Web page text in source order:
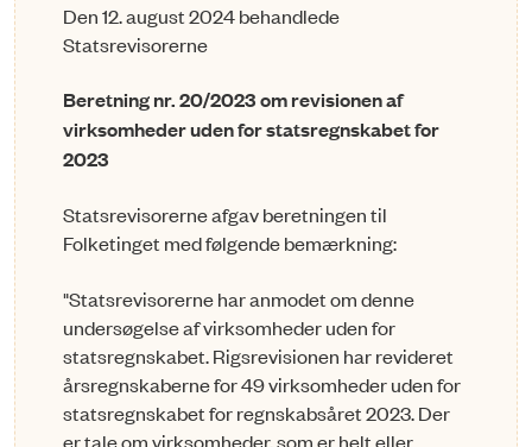
Den 12. august 2024 behandlede
Statsrevisorerne
Beretning nr. 20/2023 om revisionen af
virksomheder uden for statsregnskabet for
2023
Statsrevisorerne afgav beretningen til
Folketinget med følgende bemærkning:
"Statsrevisorerne har anmodet om denne
undersøgelse af virksomheder uden for
statsregnskabet. Rigsrevisionen har revideret
årsregnskaberne for 49 virksomheder uden for
statsregnskabet for regnskabsåret 2023. Der
er tale om virksom­hed­er, som er helt eller